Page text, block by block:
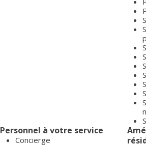
Personnel à votre service
Concierge